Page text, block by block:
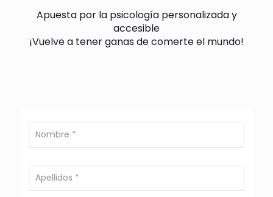
Apuesta por la psicología personalizada y
accesible
¡Vuelve a tener ganas de comerte el mundo!